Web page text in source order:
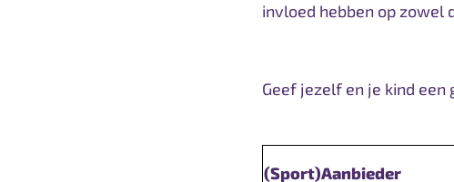
invloed hebben op zowel
Geef jezelf en je kind
(Sport)Aanbieder